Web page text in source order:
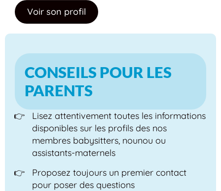
Voir son profil
CONSEILS POUR LES
PARENTS
Lisez attentivement toutes les informations
disponibles sur les profils des nos
membres babysitters, nounou ou
assistants-maternels
Proposez toujours un premier contact
pour poser des questions